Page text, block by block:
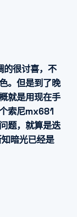
的很讨喜，不
。但是到了晚
就是用现在手
索尼mx681
题，就算是迭
暗光已经是